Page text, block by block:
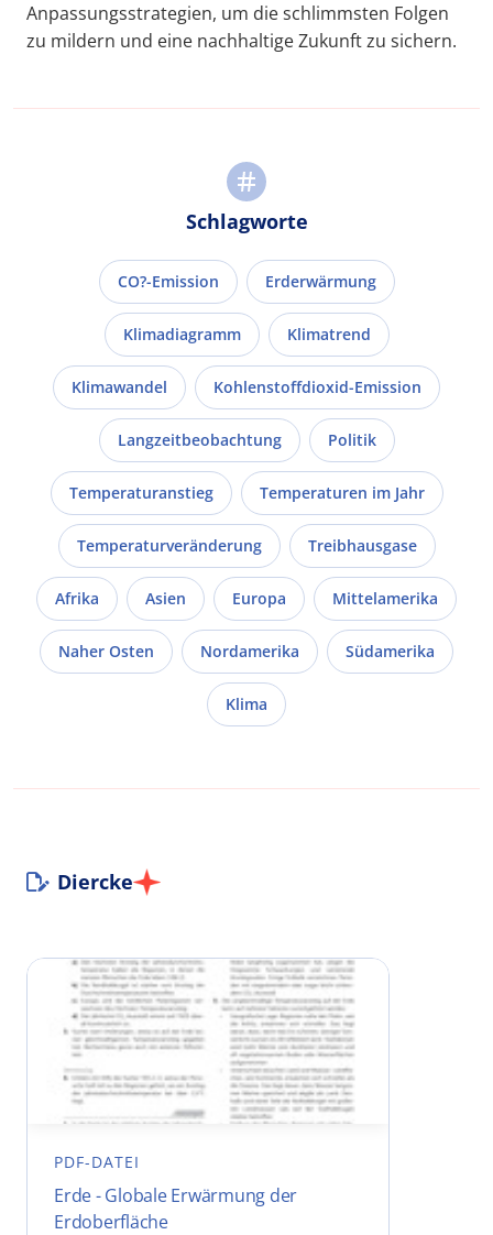
Anpassungsstrategien, um die schlimmsten Folgen
zu mildern und eine nachhaltige Zukunft zu sichern.
Schlagworte
CO?-Emission Erderwärmung
Klimadiagramm Klimatrend
Klimawandel Kohlenstoffdioxid-Emission
Langzeitbeobachtung Politik
Temperaturanstieg Temperaturen im Jahr
Temperaturveränderung Treibhausgase
Afrika Asien Europa Mittelamerika
Naher Osten Nordamerika Südamerika
Klima
Diercke
PDF-DATEI
Erde - Globale Erwärmung der
Erdoberfläche